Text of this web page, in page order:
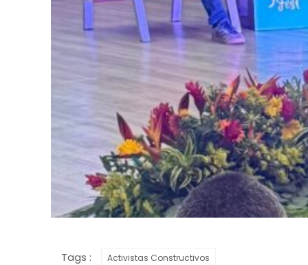
Tags : Activistas Constructivos